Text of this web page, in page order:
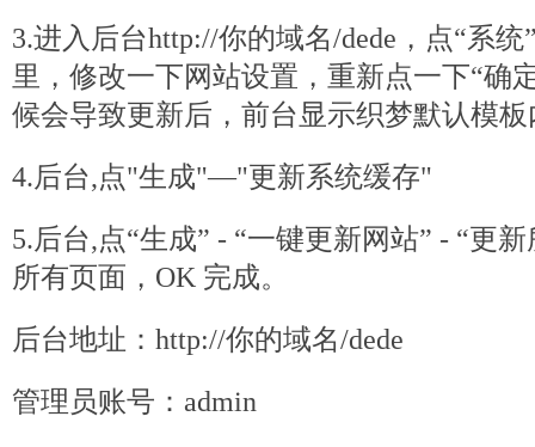
3.进入后台http://你的域名/dede，点“系
里，修改一下网站设置，重新点一下“确
候会导致更新后，前台显示织梦默认模
4.后台,点"生成"—"更新系统缓存"
5.后台,点“生成” - “一键更新网站” - “更
所有页面，OK 完成。
后台地址：http://你的域名/dede
管理员账号：admin